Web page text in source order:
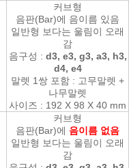
커브형
음판(Bar)에 음이름 있음
일반형 보다는 울림이 오래
감
음구성 : d3, e3, g3, a3, h3,
d4, e4
말렛 1쌍 포함 : 고무말렛 +
나무말렛
사이즈 : 192 X 98 X 40 mm
커브형
음판(Bar)에 음이름 없음
일반형 보다는 울림이 오래
감